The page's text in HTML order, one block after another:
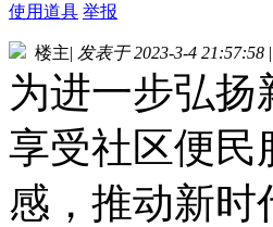
使用道具 举报
楼主| 发表于 2023-3-4 21:57:58 |
为进一步弘
享受社区便民
感，推动新时